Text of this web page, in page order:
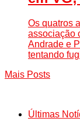
Os quatros
associação
Andrade e
tentando
Mais Posts
Últimas